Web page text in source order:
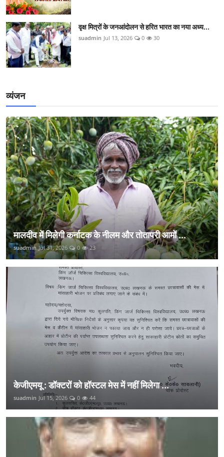
वृक्ष मित्रों के जनआंदोलन से हरित भारत का नया अध्य...
suadmin Jul 13, 2026 0 30
व्यंजन
मालदीव में मिलेगी कर्नाटक के नीलम और तोतापरी आमों ...
suadmin Jul 31, 2026 0 23
केजीएमयू : डॉक्टरों को हॉस्टल मेस में नहीं मिलेगा ...
suadmin Jul 15, 2026 0 44